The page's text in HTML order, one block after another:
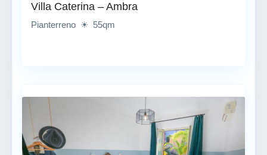
Villa Caterina – Ambra
Pianterreno ☀ 55qm